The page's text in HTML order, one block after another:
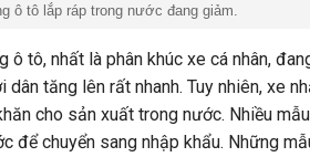
ô tô lắp ráp trong nước đang giảm.
ô tô, nhất là phân khúc xe cá nhân,
dân tăng lên rất nhanh. Tuy nhiên, xe
cho sản xuất trong nước. Nhiều
để chuyển sang nhập khẩu. Những